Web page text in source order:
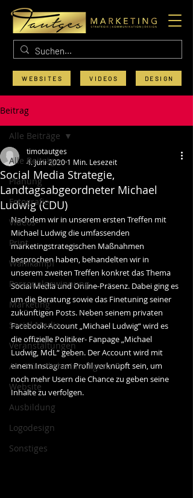
WEBSITES VIDEOS DESIGN
Beitrag
Alle Beiträge
Planung
Fotografie
Videos
Print
Wahlkampf
Personalgewinnung
Marketing
Social Media
Veranstaltungen
AI - Künstliche Intelligenz
Website
Ausbildung
Logodesign
Sonstiges
Alle Beiträge
Social Media Strategie,
Landtagsabgeordneter Michael
Ludwig (CDU)
timotautges
4. Juni 2020 1 Min. Lesezeit
Nachdem wir in unserem ersten Treffen mit
Michael Ludwig die umfassenden
marketingstrategischen Maßnahmen
besprochen haben, behandelten wir in
unserem zweiten Treffen konkret das Thema
Social Media und Online-Präsenz. Dabei ging es
um die Beratung sowie das Finetuning seiner
zukünftigen Posts. Neben seinem privaten
Facebook-Account „Michael Ludwig“ wird es
die offizielle Politiker- Fanpage „Michael
Ludwig, MdL“ geben. Der Account wird mit
einem Instagram Profil verknüpft sein, um
noch mehr Usern die Chance zu geben seine
Inhalte zu verfolgen.